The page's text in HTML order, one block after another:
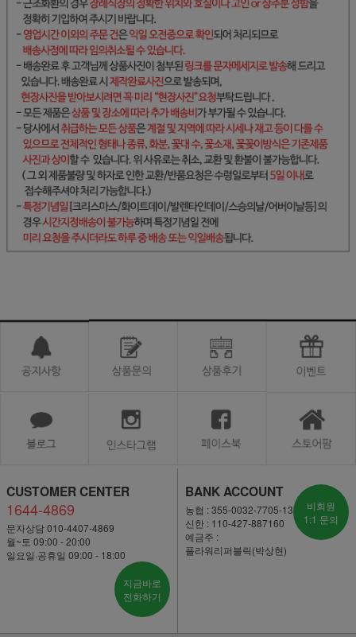
CUSTOMER CENTER
1644-4869
문자상담 010-4407-4869
월~토 09:00 - 20:00
일요일·공휴일 09:00 - 18:00
지금바로
전화하기
BANK ACCOUNT
농협 : 355-0032-7705-13
신한 : 110-427-887160
예금주 :
플라워리퍼블릭(박상현)
비회원
1:1 문의